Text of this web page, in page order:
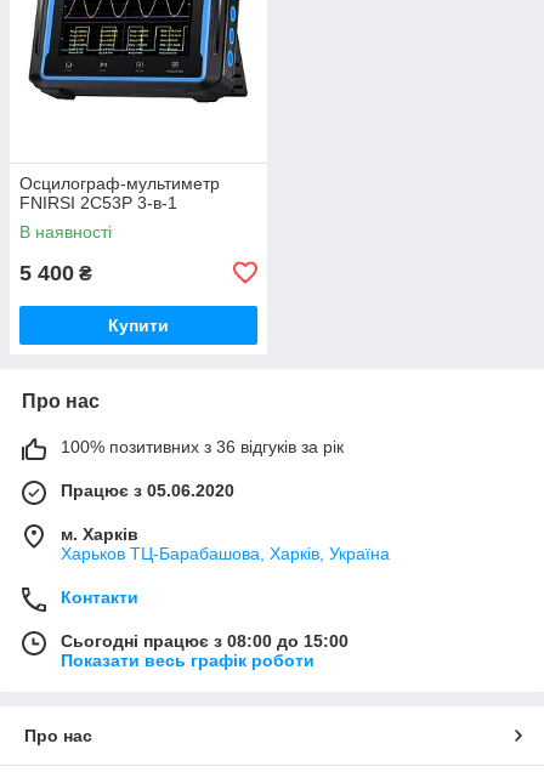
Осцилограф-мультиметр
FNIRSI 2C53P 3-в-1
В наявності
5 400 ₴
Купити
Про нас
100% позитивних з 36 відгуків за рік
Працює з 05.06.2020
м. Харків
Харьков ТЦ-Барабашова, Харків, Україна
Контакти
Сьогодні працює з 08:00 до 15:00
Показати весь графік роботи
Про нас